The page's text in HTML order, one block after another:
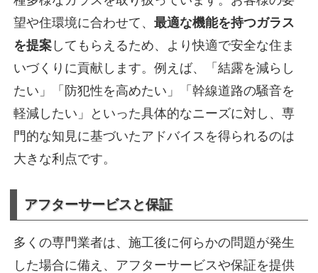
望や住環境に合わせて、最適な機能を持つガラス
を提案 してもらえるため、より快適で安全な住ま
いづくりに貢献します。例えば、「結露を減らし
たい」「防犯性を高めたい」「幹線道路の騒音を
軽減したい」といった具体的なニーズに対し、専
門的な知見に基づいたアドバイスを得られるのは
大きな利点です。
アフターサービスと保証
多くの専門業者は、施工後に何らかの問題が発生
した場合に備え、アフターサービスや保証を提供